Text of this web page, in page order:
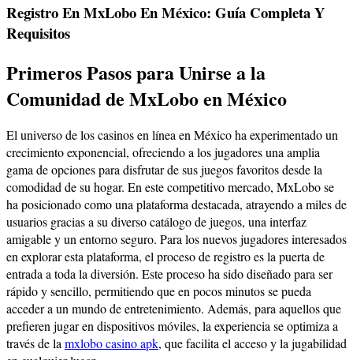
Registro En MxLobo En México: Guía Completa Y
Requisitos
Primeros Pasos para Unirse a la
Comunidad de MxLobo en México
El universo de los casinos en línea en México ha experimentado un
crecimiento exponencial, ofreciendo a los jugadores una amplia
gama de opciones para disfrutar de sus juegos favoritos desde la
comodidad de su hogar. En este competitivo mercado, MxLobo se
ha posicionado como una plataforma destacada, atrayendo a miles de
usuarios gracias a su diverso catálogo de juegos, una interfaz
amigable y un entorno seguro. Para los nuevos jugadores interesados
en explorar esta plataforma, el proceso de registro es la puerta de
entrada a toda la diversión. Este proceso ha sido diseñado para ser
rápido y sencillo, permitiendo que en pocos minutos se pueda
acceder a un mundo de entretenimiento. Además, para aquellos que
prefieren jugar en dispositivos móviles, la experiencia se optimiza a
través de lamxlobo casino apk, que facilita el acceso y la jugabilidad